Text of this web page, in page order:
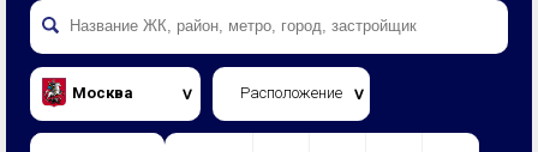
Москва Расположение